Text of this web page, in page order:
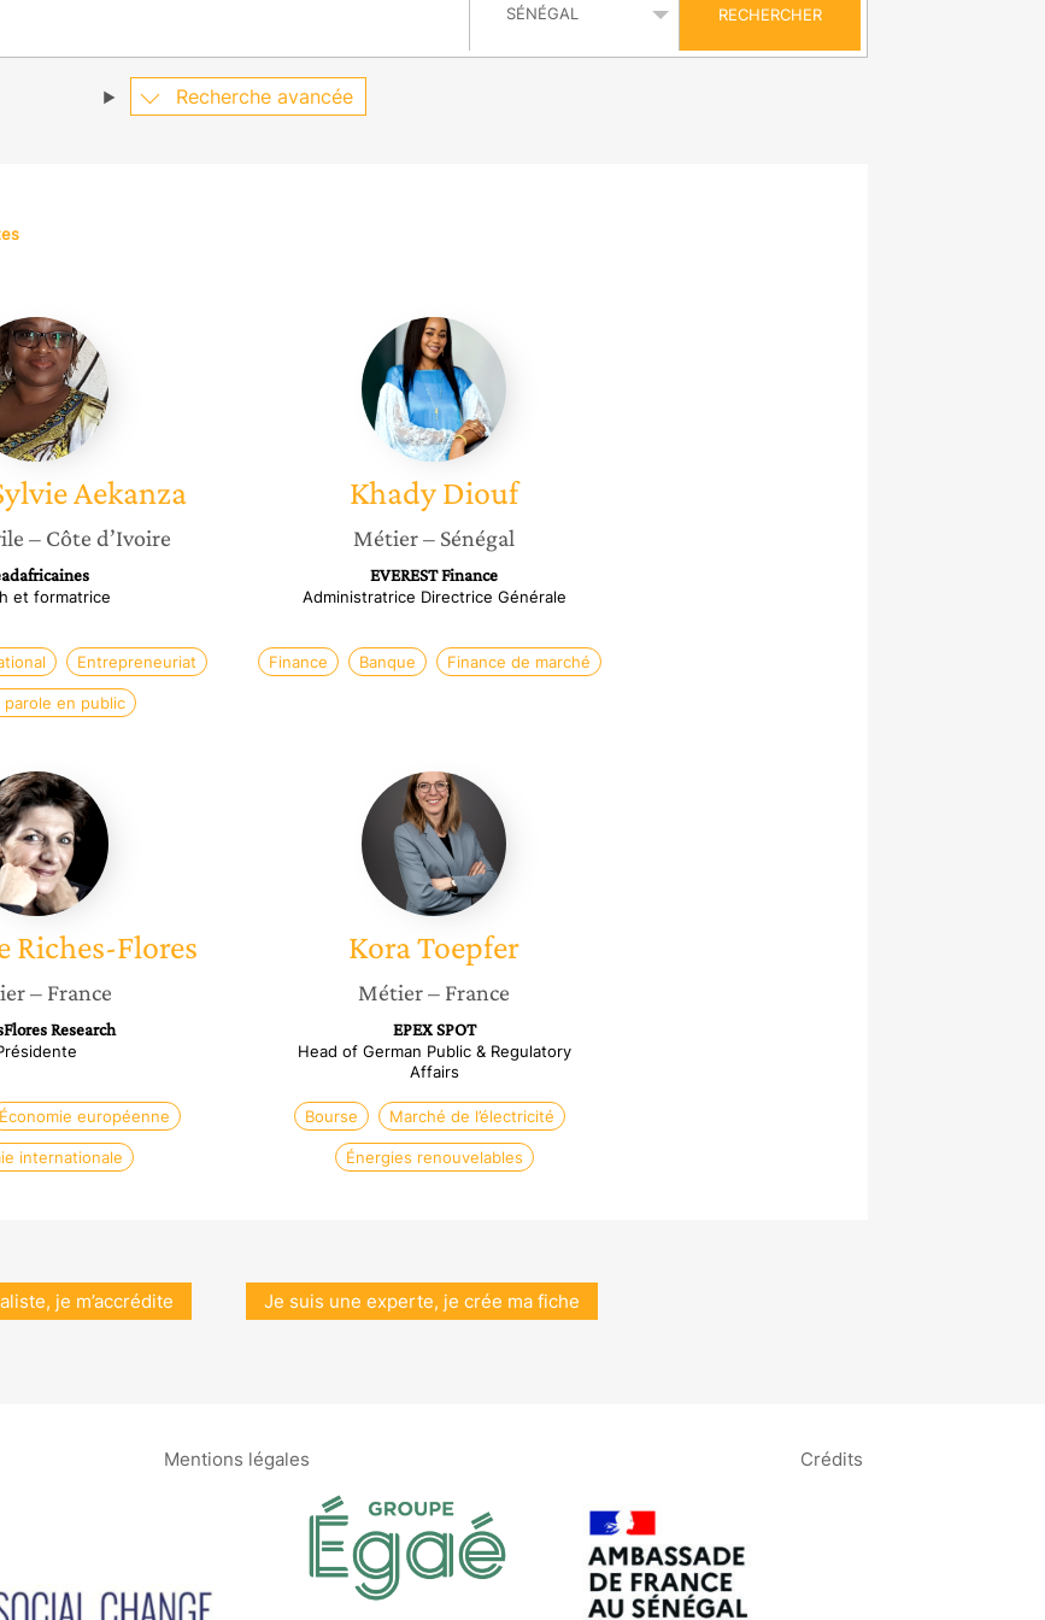
RECHERCHER
Recherche avancée
Adjoua
Sylvie
Aekanza
Aekanza
– Côte d’Ivoire
et formatrice
Entrepreneuriat
parole en public
Khady
Diouf
KhadyDiouf
Métier– Sénégal
EVEREST Finance
Administratrice Directrice Générale
Finance Banque Finance de marché
Véronique
Riches-
Flores
Riches-Flores
– France
Research
Économie européenne
internationale
Kora
Toepfer
KoraToepfer
Métier– France
EPEX SPOT
Head of German Public & Regulatory
Affairs
Bourse Marché de l’électricité
Énergies renouvelables
je m’accrédite Je suis une experte, je crée ma fiche
Mentions légales Crédits